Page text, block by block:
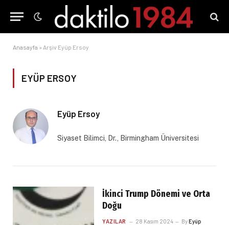
Anasayfa » Arşiv Eyüp Ersoy
EYÜP ERSOY
Eyüp Ersoy
Siyaset Bilimci, Dr., Birmingham Üniversitesi
İkinci Trump Dönemi ve Orta
Doğu
YAZILAR 28 Kasım 2024 ByEyüp